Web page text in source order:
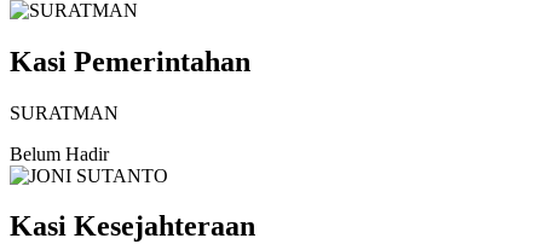
Kasi Pemerintahan
SURATMAN
Belum Hadir
Kasi Kesejahteraan